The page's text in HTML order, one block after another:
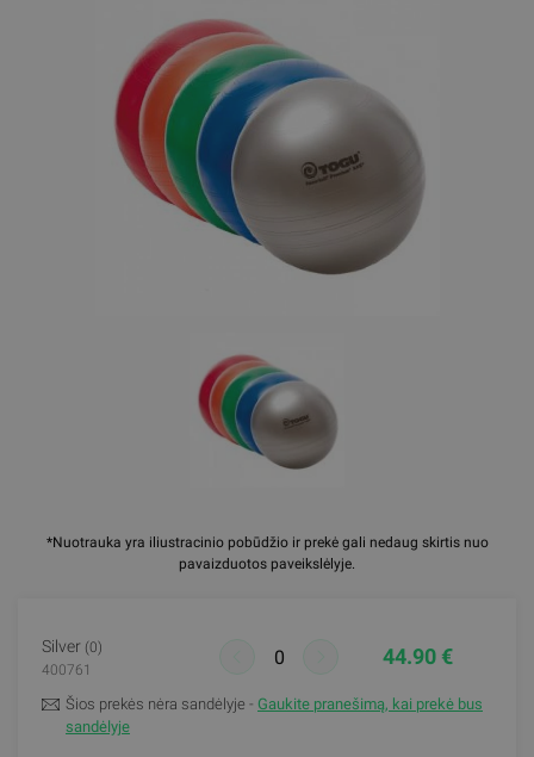
*Nuotrauka yra iliustracinio pobūdžio ir prekė gali nedaug skirtis nuo
pavaizduotos paveikslėlyje.
Silver (0)
400761
44.90 €
Šios prekės nėra sandėlyje - Gaukite pranešimą, kai prekė bus
sandėlyje